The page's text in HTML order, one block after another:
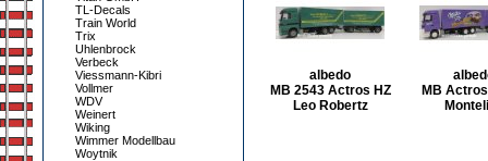
TL-Decals
Train World
Trix
Uhlenbrock
Verbeck
Viessmann-Kibri
Vollmer
WDV
Weinert
Wiking
Wimmer Modellbau
Woytnik
albedo
MB 2543 Actros HZ
Leo Robertz
MB